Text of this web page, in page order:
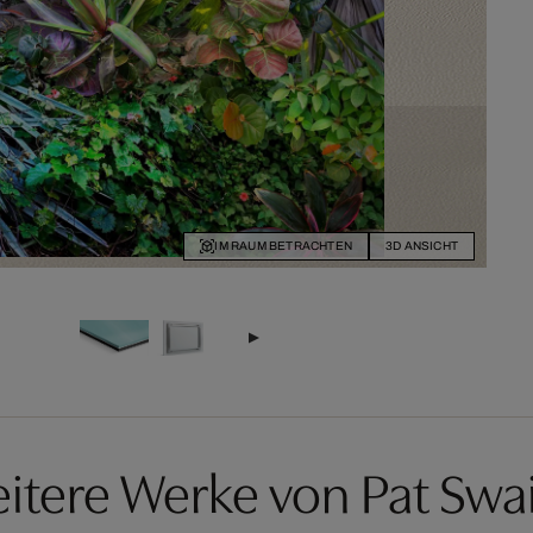
IM RAUM BETRACHTEN 3D ANSICHT
Werke von Pat